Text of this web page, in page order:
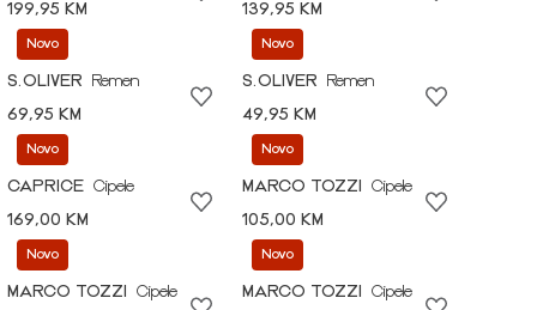
199,95 KM
139,95 KM
Novo
S.OLIVER
Remen
69,95 KM
Novo
S.OLIVER
Remen
49,95 KM
Novo
CAPRICE Cipele
169,00 KM
Novo
MARCO TOZZI
Cipele
105,00 KM
Novo
MARCO TOZZI
Cipele
Novo
MARCO TOZZI
Cipele